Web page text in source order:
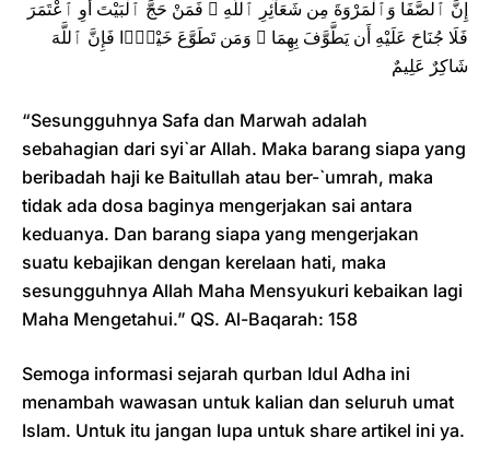
إِنَّ ٱلصَّفَا وَٱلْمَرْوَةَ مِن شَعَآئِرِ ٱللَّهِ ۖ فَمَنْ حَجَّ ٱلْبَيْتَ أَوِ ٱعْتَمَرَ
فَلَا جُنَاحَ عَلَيْهِ أَن يَطَّوَّفَ بِهِمَا ۚ وَمَن تَطَوَّعَ خَيْرًۭا فَإِنَّ ٱللَّهَ
شَاكِرٌ عَلِيمٌ
“Sesungguhnya Safa dan Marwah adalah
sebahagian dari syi`ar Allah. Maka barang siapa yang
beribadah haji ke Baitullah atau ber-`umrah, maka
tidak ada dosa baginya mengerjakan sai antara
keduanya. Dan barang siapa yang mengerjakan
suatu kebajikan dengan kerelaan hati, maka
sesungguhnya Allah Maha Mensyukuri kebaikan lagi
Maha Mengetahui.” QS. Al-Baqarah: 158
Semoga informasi sejarah qurban Idul Adha ini
menambah wawasan untuk kalian dan seluruh umat
Islam. Untuk itu jangan lupa untuk share artikel ini ya.